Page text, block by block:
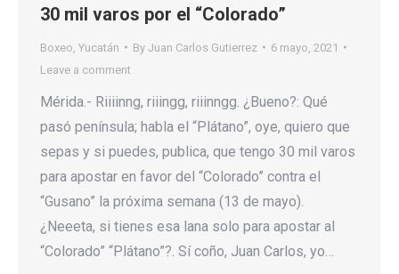
30 mil varos por el “Colorado”
Boxeo Yucatán By Juan Carlos Gutierrez
6 mayo, 2021
Leave a comment
Mérida.- Riiiinng, riiingg, riiinngg. ¿Bueno?: Qué
pasó península; habla el “Plátano”, oye, quiero que
sepas y si puedes, publica, que tengo 30 mil varos
para apostar en favor del “Colorado” contra el
“Gusano” la próxima semana (13 de mayo).
¿Neeeta, si tienes esa lana solo para apostar al
“Colorado” “Plátano”?. Sí coño, Juan Carlos, yo…